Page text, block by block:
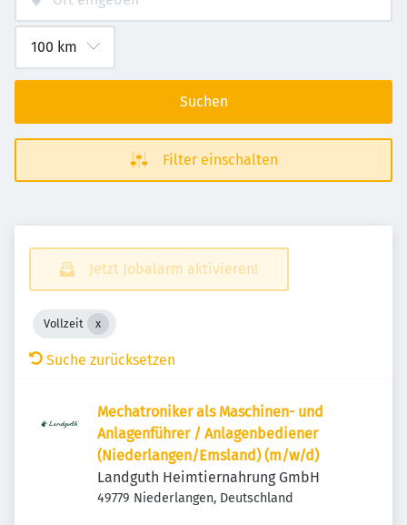
Suchen
Filter einschalten
Jetzt Jobalarm aktivieren!
Vollzeit
Suche zurücksetzen
Mechatroniker als Maschinen- und
Anlagenführer / Anlagenbediener
(Niederlangen/Emsland) (m/w/d)
Landguth Heimtiernahrung GmbH
49779 Niederlangen, Deutschland